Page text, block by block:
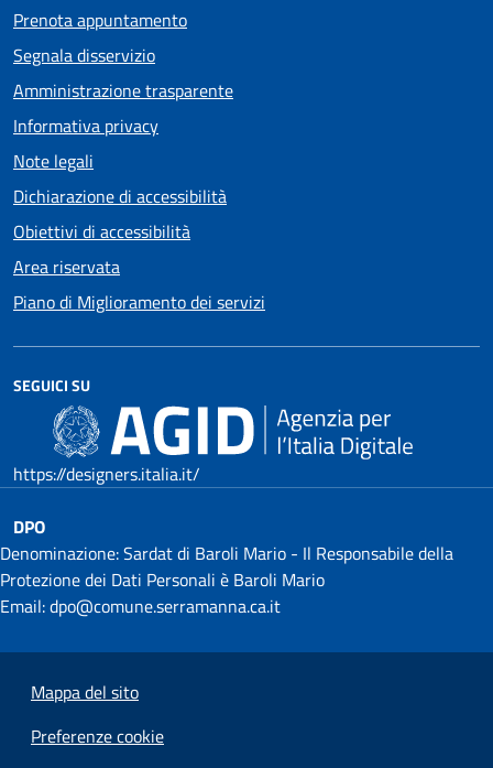
Prenota appuntamento
Segnala disservizio
Amministrazione trasparente
Informativa privacy
Note legali
Dichiarazione di accessibilità
Obiettivi di accessibilità
Area riservata
Piano di Miglioramento dei servizi
SEGUICI SU
https://designers.italia.it/
DPO
Denominazione: Sardat di Baroli Mario - Il Responsabile della
Protezione dei Dati Personali è Baroli Mario
Email: dpo@comune.serramanna.ca.it
Mappa del sito
Preferenze cookie